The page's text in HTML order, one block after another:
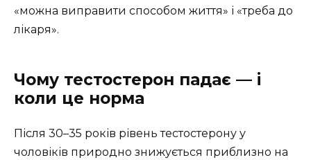
«можна виправити способом життя» і «треба до
лікаря».
Чому тестостерон падає — і
коли це норма
Після 30–35 років рівень тестостерону у
чоловіків природно знижується приблизно на